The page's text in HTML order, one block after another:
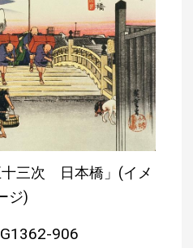
三次 日本橋」(イメ
ジ)
G1362-906